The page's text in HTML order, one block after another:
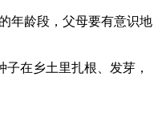
年龄段，父母要有意识地
在乡土里扎根、发芽，